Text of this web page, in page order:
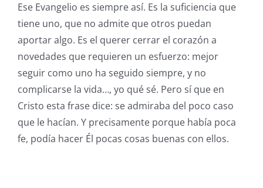
Ese Evangelio es siempre así. Es la suficiencia que
tiene uno, que no admite que otros puedan
aportar algo. Es el querer cerrar el corazón a
novedades que requieren un esfuerzo: mejor
seguir como uno ha seguido siempre, y no
complicarse la vida…, yo qué sé. Pero sí que en
Cristo esta frase dice: se admiraba del poco caso
que le hacían. Y precisamente porque había poca
fe, podía hacer Él pocas cosas buenas con ellos.